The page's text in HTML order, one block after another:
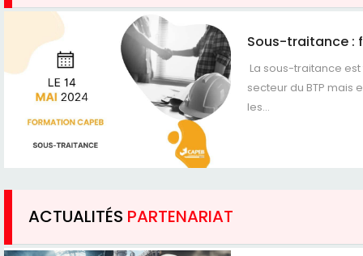
Sous-traitance :
La sous-traitance
secteur du BTP mais
les...
ACTUALITÉS PARTENARIAT